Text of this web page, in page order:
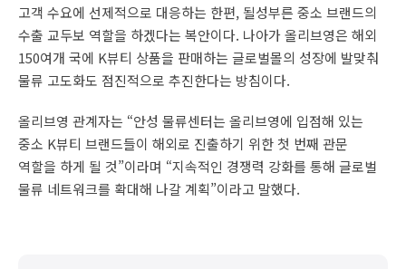
고객 수요에 선제적으로 대응하는 한편, 될성부른 중소 브랜드의
수출 교두보 역할을 하겠다는 복안이다. 나아가 올리브영은 해외
150여개 국에 K뷰티 상품을 판매하는 글로벌몰의 성장에 발맞춰
물류 고도화도 점진적으로 추진한다는 방침이다.
올리브영 관계자는 “안성 물류센터는 올리브영에 입점해 있는
중소 K뷰티 브랜드들이 해외로 진출하기 위한 첫 번째 관문
역할을 하게 될 것”이라며 “지속적인 경쟁력 강화를 통해 글로벌
물류 네트워크를 확대해 나갈 계획”이라고 말했다.